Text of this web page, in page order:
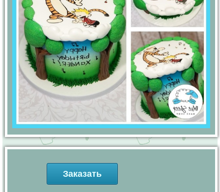
Заказать